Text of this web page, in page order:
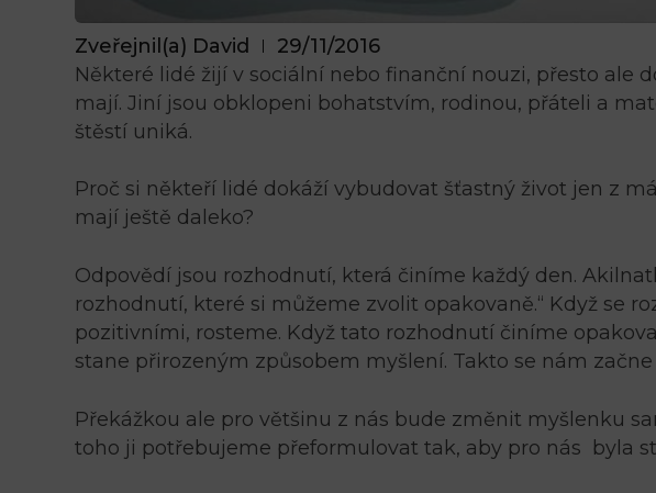
Zveřejnil(a) David
29/11/2016
Některé lidé žijí v sociální nebo finanční nouzi, přesto ale
mají. Jiní jsou obklopeni bohatstvím, rodinou, přáteli a
štěstí uniká.
Proč si někteří lidé dokáží vybudovat šťastný život jen z
mají ještě daleko?
Odpovědí jsou rozhodnutí, která činíme každý den.
rozhodnutí, které si můžeme zvolit opakovaně.“ Když se
pozitivními, rosteme. Když tato rozhodnutí činíme
stane přirozeným způsobem myšlení. Takto se nám
Překážkou ale pro většinu z nás bude změnit myšlenku
toho ji potřebujeme přeformulovat tak, aby pro nás byla